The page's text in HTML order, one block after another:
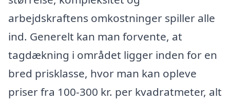
arbejdskraftens omkostninger spiller alle
ind. Generelt kan man forvente, at
tagdækning i området ligger inden for en
bred prisklasse, hvor man kan opleve
priser fra 100-300 kr. per kvadratmeter, alt